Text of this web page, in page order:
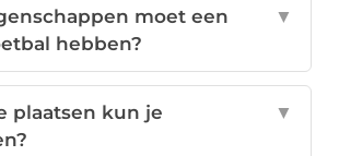
moet een
hebben?
▼
plaatsen kun je
▼